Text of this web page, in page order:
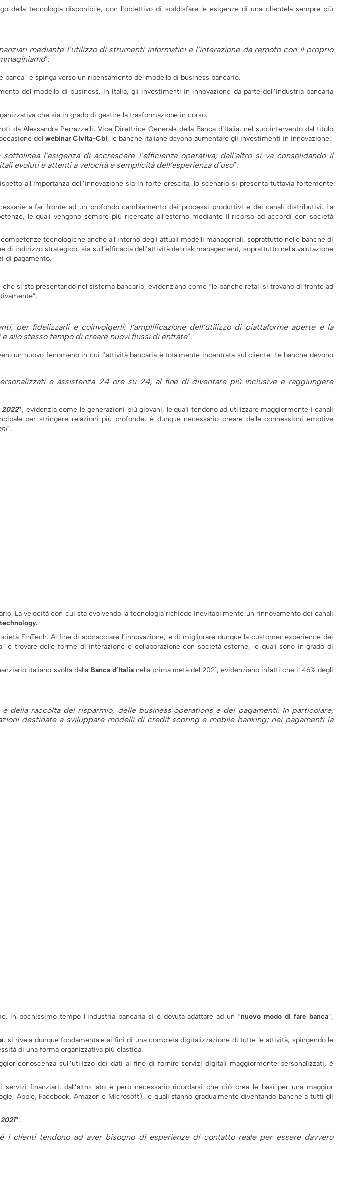
della tecnologia disponibile, con l’obiettivo di soddisfare le esigenze di una clientela sempre più
mediante l’utilizzo di strumenti informatici e l’interazione da remoto con il proprio
”.
e spinga verso un ripensamento del modello di business bancario.
del modello di business. In Italia, gli investimenti in innovazione da parte dell’industria bancaria
che sia in grado di gestire la trasformazione in corso.
Alessandra Perrazzelli, Vice Direttrice Generale della Banca d’Italia, nel suo intervento dal titolo
del webinar Civita-Cbi, le banche italiane devono aumentare gli investimenti in innovazione:
l’esigenza di accrescere l’efficienza operativa; dall’altro si va consolidando il
evoluti e attenti a velocità e semplicità dell’esperienza d’uso”.
all’importanza dell’innovazione sia in forte crescita, lo scenario si presenta tuttavia fortemente
a far fronte ad un profondo cambiamento dei processi produttivi e dei canali distributivi. La
le quali vengono sempre più ricercate all’esterno mediante il ricorso ad accordi con società
tecnologiche anche all’interno degli attuali modelli manageriali, soprattutto nelle banche di
indirizzo strategico, sia sull’efficacia dell’attività del risk management, soprattutto nella valutazione
di pagamento.
che si sta presentando nel sistema bancario, evidenziano come “le banche retail si trovano di fronte ad
per fidelizzarli e coinvolgerli: l’amplificazione dell’utilizzo di piattaforme aperte e la
allo stesso tempo di creare nuovi flussi di entrate”.
un nuovo fenomeno in cui l’attività bancaria è totalmente incentrata sul cliente. Le banche devono
e assistenza 24 ore su 24, al fine di diventare più inclusive e raggiungere
2022”, evidenzia come le generazioni più giovani, le quali tendono ad utilizzare maggiormente i canali
per stringere relazioni più profonde, è dunque necessario creare delle connessioni emotive
”.
La velocità con cui sta evolvendo la tecnologia richiede inevitabilmente un rinnovamento dei canali
FinTech. Al fine di abbracciare l’innovazione, e di migliorare dunque la customer experience dei
e trovare delle forme di interazione e collaborazione con società esterne, le quali sono in grado di
italiano svolta dalla Banca d’Italianella prima metà del 2021, evidenziano infatti che il 46% degli
della raccolta del risparmio, delle business operations e dei pagamenti. In particolare,
destinate a sviluppare modelli di credit scoring e mobile banking; nei pagamenti la
In pochissimo tempo l’industria bancaria si è dovuta adattare ad un “nuovo modo di fare banca”,
, si rivela dunque fondamentale ai fini di una completa digitalizzazione di tutte le attività, spingendo le
di una forma organizzativa più elastica.
conoscenza sull’utilizzo dei dati al fine di fornire servizi digitali maggiormente personalizzati, è
finanziari, dall’altro lato è però necessario ricordarsi che ciò crea le basi per una maggior
Apple, Facebook, Amazon e Microsoft), le quali stanno gradualmente diventando banche a tutti gli
”:
i clienti tendono ad aver bisogno di esperienze di contatto reale per essere davvero